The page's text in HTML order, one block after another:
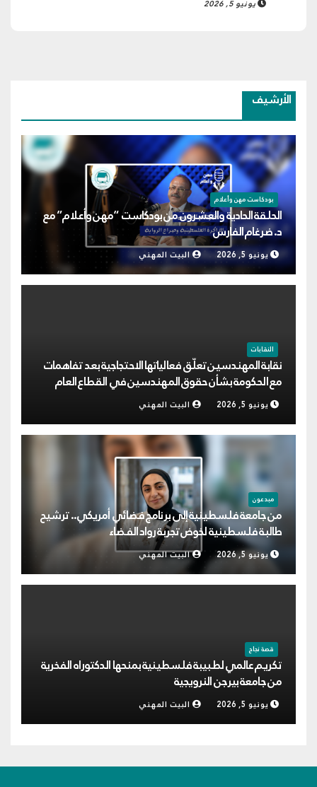
يونيو 5, 2026
الأرشيف
بودكاست مهن وأعلام
الحلقة الحادية والعشرون من بودكاست “مهن وأعلام” مع
د. ضرغام الفارس
يونيو 5, 2026 البيت المهني
النقابات
نقابة المهندسين تعلّق فعالياتها الاحتجاجية بعد تفاهمات
مع الحكومة بشأن حقوق المهندسين في القطاع العام
يونيو 5, 2026 البيت المهني
مبدعون
من جامعة فلسطينية إلى برنامج فضائي أمريكي.. ترشيح
طالبة فلسطينية لخوض تجربة رواد الفضاء
يونيو 5, 2026 البيت المهني
قصة نجاح
تكريم عالمي لطبيبة فلسطينية بمنحها الدكتوراه الفخرية
من جامعة بيرجن النرويجية
يونيو 5, 2026 البيت المهني